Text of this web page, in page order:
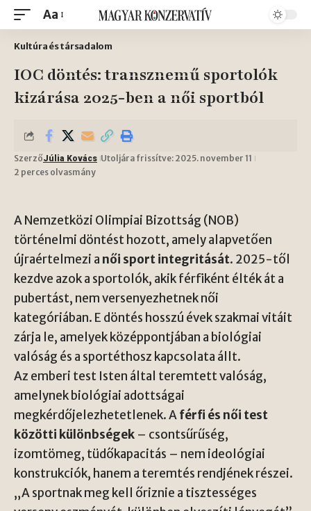
Aa
Kultúra és társadalom
IOC döntés: transznemű sportolók
kizárása 2025-ben a női sportból
SzerzőJúlia Kovács Utoljára frissítve: 2025. november 11
2 perces olvasmány
A Nemzetközi Olimpiai Bizottság (NOB)
történelmi döntést hozott, amely alapvetően
újraértelmezi a női sport integritását. 2025-től
kezdve azok a sportolók, akik férfiként élték át a
pubertást, nem versenyezhetnek női
kategóriában. E döntés hosszú évek szakmai vitáit
zárja le, amelyek középpontjában a biológiai
valóság és a sportéthosz kapcsolata állt.
Az emberi test Isten által teremtett valóság,
amelynek biológiai adottságai
megkérdőjelezhetetlenek. Aférfi és női test
közötti különbségek – csontsűrűség,
izomtömeg, tüdőkapacitás – nem ideológiai
konstrukciók, hanem a teremtés rendjének részei.
„A sportnak meg kell őriznie a tisztességes